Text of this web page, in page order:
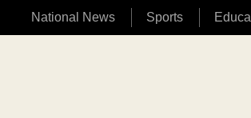
National News Sports